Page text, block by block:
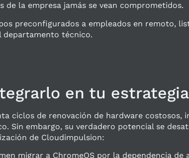
la empresa jamás se vean comprometidos.
preconfigurados a empleados en remoto,
departamento técnico.
en tu
ciclos de renovación de hardware costosos,
Sin embargo, su verdadero potencial se
de Cloudimpulsion:
migrar a ChromeOS por la dependencia de